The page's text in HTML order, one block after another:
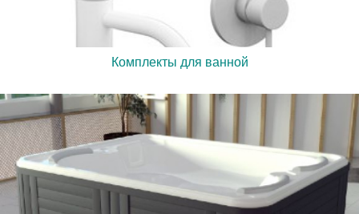
Комплекты для ванной